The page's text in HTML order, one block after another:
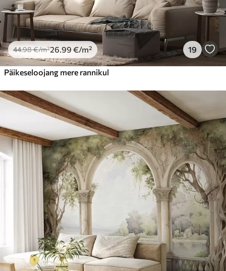
44.98€/m²26.99 €/m² 19
Päikeseloojang mere rannikul